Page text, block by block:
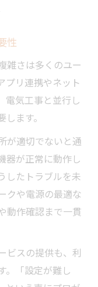
る住まいづく
気工事の工夫
性
雑さは多くのユー
プリ連携やネット
電気工事と並行し
ます。
が適切でないと通
器が正常に動作し
したトラブルを未
クや電源の最適な
動作確認まで一貫
ビスの提供も、利
。「設定が難し